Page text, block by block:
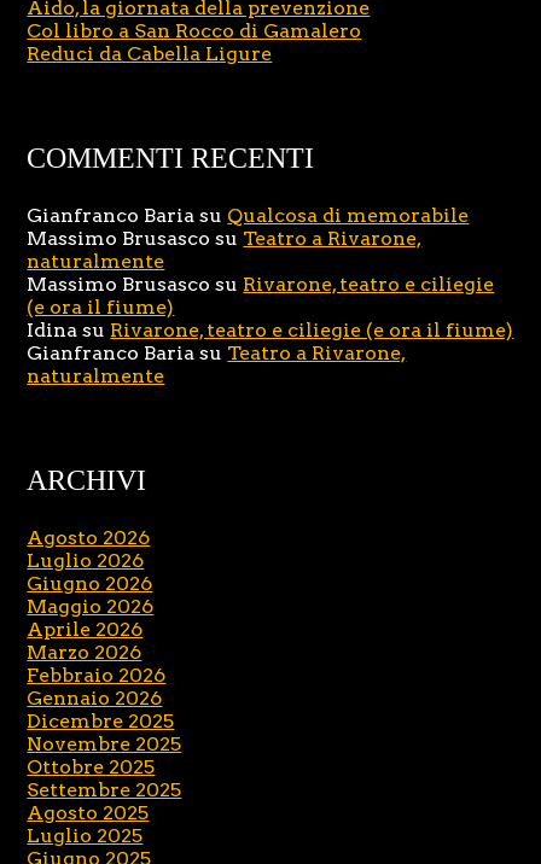
Aido, la giornata della prevenzione
Col libro a San Rocco di Gamalero
Reduci da Cabella Ligure
COMMENTI RECENTI
Gianfranco Baria su Qualcosa di memorabile
Massimo Brusasco su Teatro a Rivarone,
naturalmente
Massimo Brusasco su Rivarone, teatro e ciliegie
(e ora il fiume)
Idina su Rivarone, teatro e ciliegie (e ora il fiume)
Gianfranco Baria su Teatro a Rivarone,
naturalmente
ARCHIVI
Agosto 2026
Luglio 2026
Giugno 2026
Maggio 2026
Aprile 2026
Marzo 2026
Febbraio 2026
Gennaio 2026
Dicembre 2025
Novembre 2025
Ottobre 2025
Settembre 2025
Agosto 2025
Luglio 2025
Giugno 2025